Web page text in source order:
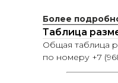
Более
Таблица
Общая таблица
по номеру +7